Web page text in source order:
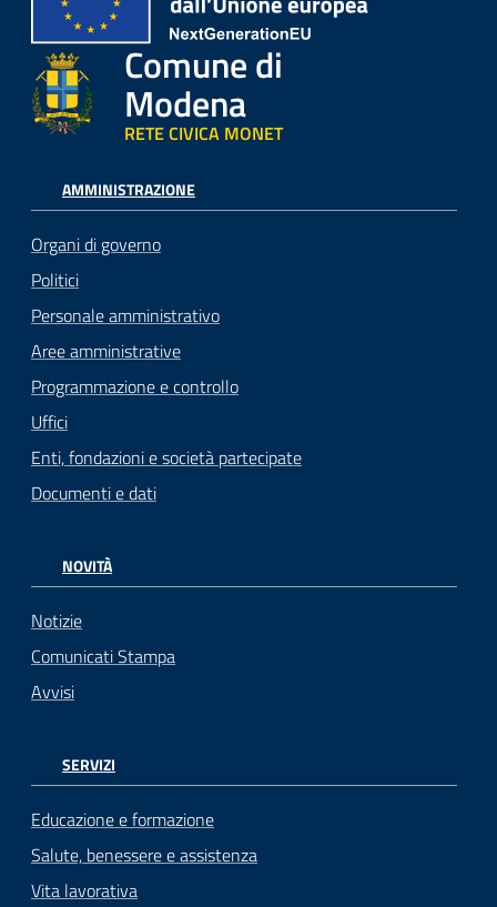
Comune di
Modena
RETE CIVICA MONET
AMMINISTRAZIONE
Organi di governo
Politici
Personale amministrativo
Aree amministrative
Programmazione e controllo
Uffici
Enti, fondazioni e società partecipate
Documenti e dati
NOVITÀ
Notizie
Comunicati Stampa
Avvisi
SERVIZI
Educazione e formazione
Salute, benessere e assistenza
Vita lavorativa